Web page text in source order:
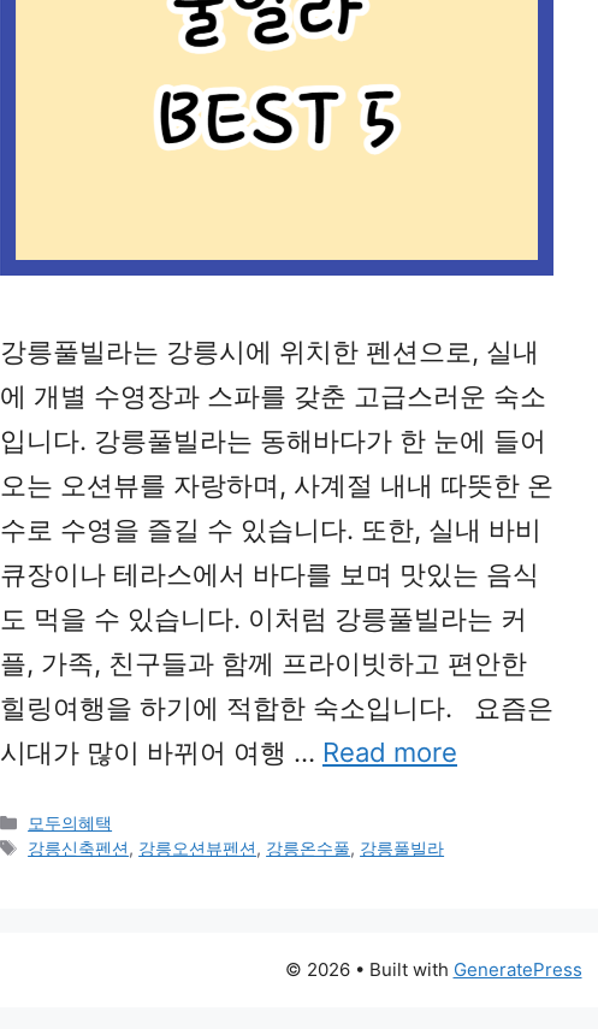
강릉풀빌라는 강릉시에 위치한 펜션으로, 실내
에 개별 수영장과 스파를 갖춘 고급스러운 숙소
입니다. 강릉풀빌라는 동해바다가 한 눈에 들어
오는 오션뷰를 자랑하며, 사계절 내내 따뜻한 온
수로 수영을 즐길 수 있습니다. 또한, 실내 바비
큐장이나 테라스에서 바다를 보며 맛있는 음식
도 먹을 수 있습니다. 이처럼 강릉풀빌라는 커
플, 가족, 친구들과 함께 프라이빗하고 편안한
힐링여행을 하기에 적합한 숙소입니다. 요즘은
시대가 많이 바뀌어 여행 … Read more
Categories
모두의혜택
Tags
강릉신축펜션, 강릉오션뷰펜션, 강릉온수풀, 강릉풀빌라
© 2026 • Built with GeneratePress